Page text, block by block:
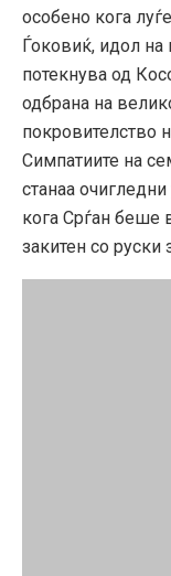
особено кога
Ѓоковиќ, идол на
потекнува од
одбрана на
покровителство
Симпатиите на
станаа
кога Срѓан беше
закитен со руски